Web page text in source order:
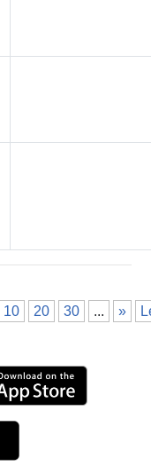
10 20 30 ... »